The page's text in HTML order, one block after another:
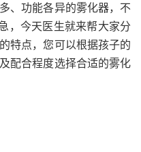
、功能各异的雾化器，不
，今天医生就来帮大家分
特点，您可以根据孩子的
配合程度选择合适的雾化